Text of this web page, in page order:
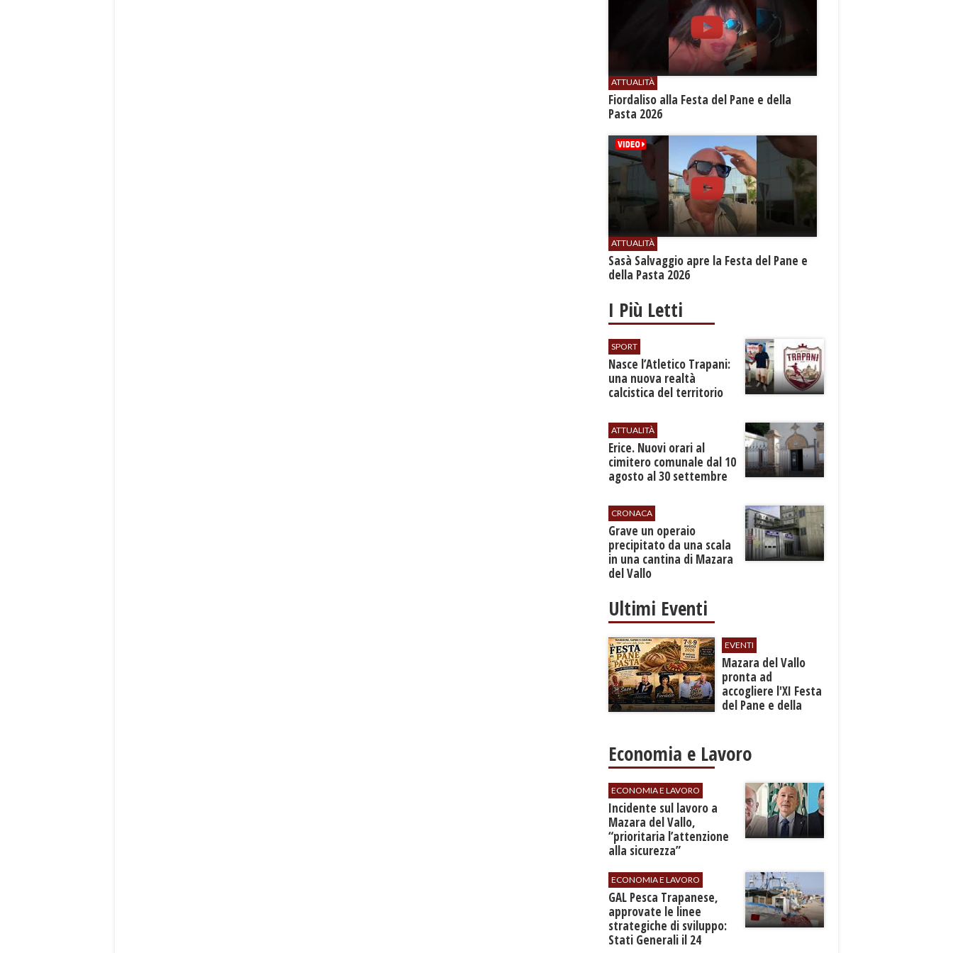
ATTUALITÀ
Fiordaliso alla Festa del Pane e della
Pasta 2026
ATTUALITÀ
Sasà Salvaggio apre la Festa del Pane e
della Pasta 2026
I Più Letti
SPORT
Nasce l’Atletico Trapani:
una nuova realtà
calcistica del territorio
ATTUALITÀ
​Erice. Nuovi orari al
cimitero comunale dal 10
agosto al 30 settembre
CRONACA
​Grave un operaio
precipitato da una scala
in una cantina di Mazara
del Vallo
Ultimi Eventi
EVENTI
Mazara del Vallo
pronta ad
accogliere l'XI Festa
del Pane e della
Economia e Lavoro
ECONOMIA E LAVORO
​Incidente sul lavoro a
Mazara del Vallo,
“prioritaria l’attenzione
alla sicurezza”
ECONOMIA E LAVORO
GAL Pesca Trapanese,
approvate le linee
strategiche di sviluppo:
Stati Generali il 24